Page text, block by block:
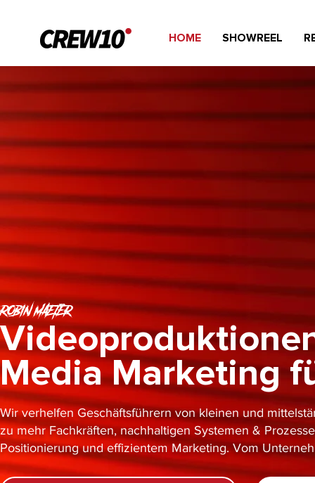
HOME SHOWREEL
ROBIN MAETER
Media Marketing
Wir verhelfen Geschäftsführern von kleinen und
zu mehr Fachkräften, nachhaltigen Systemen &
Positionierung und effizientem Marketing. Vom